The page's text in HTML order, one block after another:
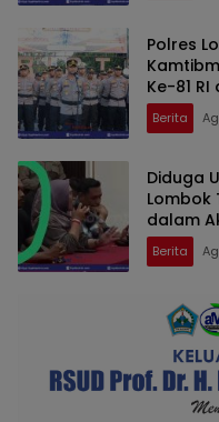
Polres
Ke-81
Berita
Diduga
Lombok
dalam
Berita